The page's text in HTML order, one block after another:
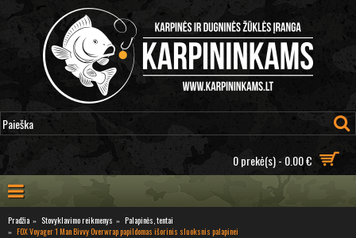
0 prekė(s) - 0.00 €
Pradžia Stovyklavimo reikmenys
Palapinės, tentai
FOX Voyager 1 Man Bivvy Overwrap papildomas išorinis sluoksnis palapinei